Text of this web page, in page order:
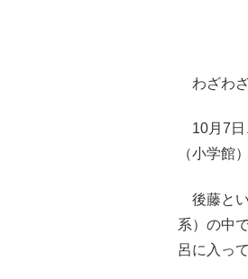
わざわ
10月7日
（小学館
後藤とい
系）の中
呂に入っ